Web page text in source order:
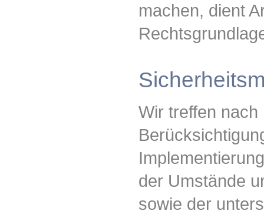
machen, dient
Wir treffen
der Umstände
sowie der